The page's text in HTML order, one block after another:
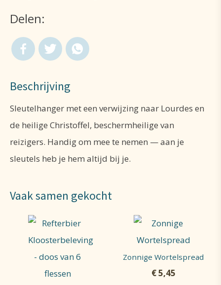
Delen:
Beschrijving
Sleutelhanger met een verwijzing naar Lourdes en
de heilige Christoffel, beschermheilige van
reizigers. Handig om mee te nemen — aan je
sleutels heb je hem altijd bij je.
Vaak samen gekocht
Zonnige Wortelspread
€5,45